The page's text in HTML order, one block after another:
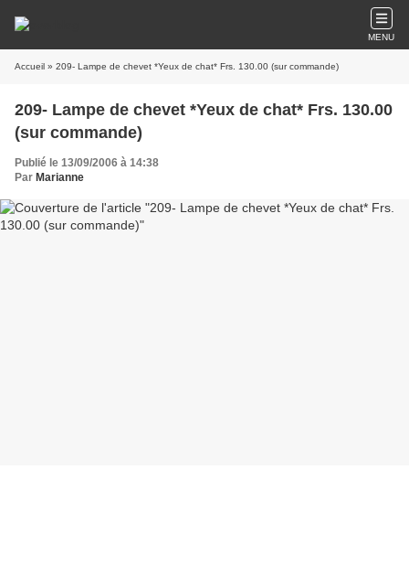
MENU
Accueil » 209- Lampe de chevet *Yeux de chat* Frs. 130.00 (sur commande)
209- Lampe de chevet *Yeux de chat* Frs. 130.00
(sur commande)
Publié le 13/09/2006 à 14:38
Par Marianne